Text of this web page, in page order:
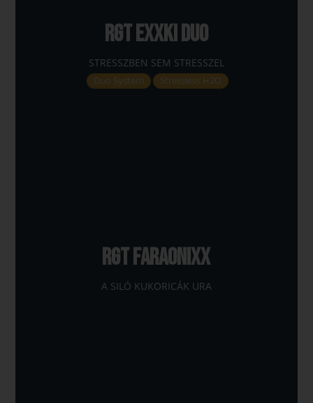
RGT EXXKI DUO
STRESSZBEN SEM STRESSZEL
Duo System Stressless H2O
RGT FARAONIXX
A SILÓ KUKORICÁK URA